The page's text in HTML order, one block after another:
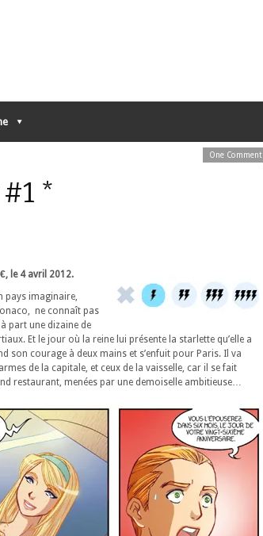
One Comment
*
le 4 avril 2012.
pays imaginaire,
ne connaît pas
part une dizaine de
Et le jour où la reine lui présente la starlette qu’elle a
son courage à deux mains et s’enfuit pour Paris. Il va
de la capitale, et ceux de la vaisselle, car il se fait
restaurant, menées par une demoiselle ambitieuse…